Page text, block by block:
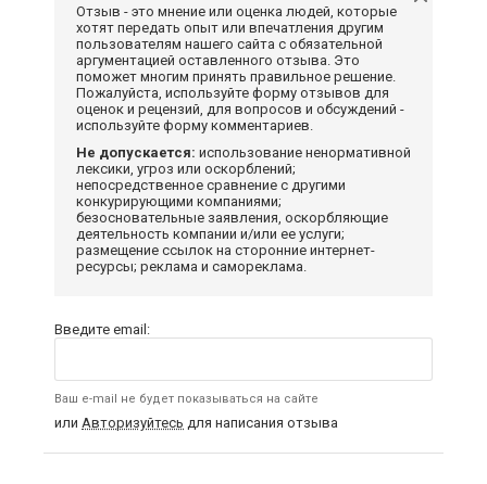
Отзыв - это мнение или оценка людей, которые
хотят передать опыт или впечатления другим
пользователям нашего сайта с обязательной
аргументацией оставленного отзыва. Это
поможет многим принять правильное решение.
Пожалуйста, используйте форму отзывов для
оценок и рецензий, для вопросов и обсуждений -
используйте форму комментариев.
Не допускается: использование ненормативной
лексики, угроз или оскорблений;
непосредственное сравнение с другими
конкурирующими компаниями;
безосновательные заявления, оскорбляющие
деятельность компании и/или ее услуги;
размещение ссылок на сторонние интернет-
ресурсы; реклама и самореклама.
Введите email:
Ваш e-mail не будет показываться на сайте
или Авторизуйтесь для написания отзыва